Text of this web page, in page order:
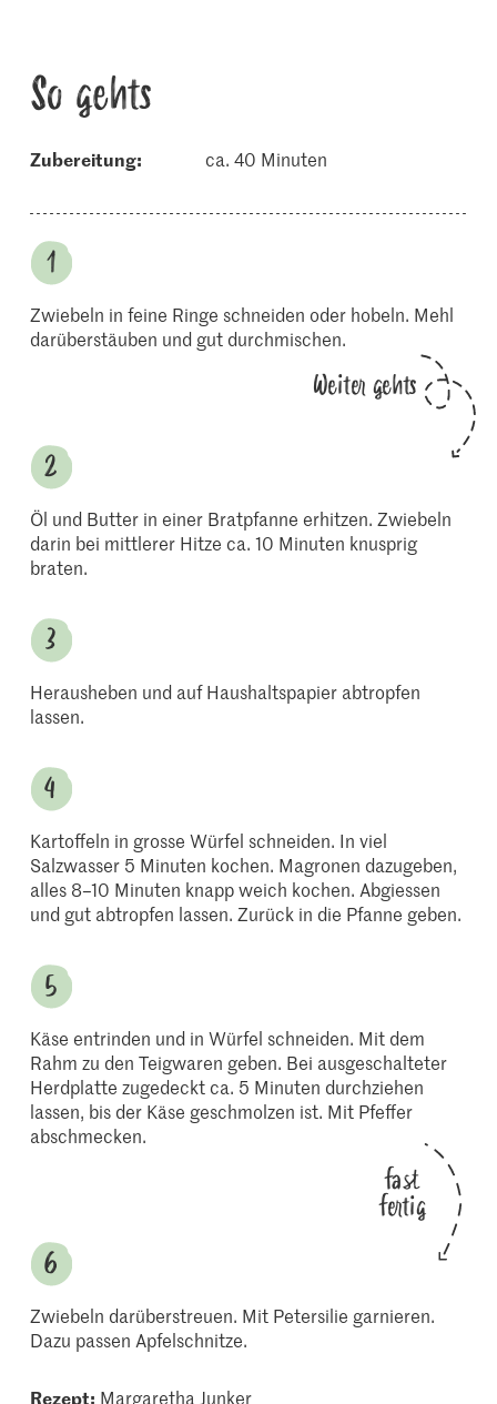
So gehts
Zubereitung: ca. 40 Minuten
Zwiebeln in feine Ringe schneiden oder hobeln. Mehl
darüberstäuben und gut durchmischen.
Weiter gehts
Öl und Butter in einer Bratpfanne erhitzen. Zwiebeln
darin bei mittlerer Hitze ca. 10 Minuten knusprig
braten.
Herausheben und auf Haushaltspapier abtropfen
lassen.
Kartoffeln in grosse Würfel schneiden. In viel
Salzwasser 5 Minuten kochen. Magronen dazugeben,
alles 8–10 Minuten knapp weich kochen. Abgiessen
und gut abtropfen lassen. Zurück in die Pfanne geben.
Käse entrinden und in Würfel schneiden. Mit dem
Rahm zu den Teigwaren geben. Bei ausgeschalteter
Herdplatte zugedeckt ca. 5 Minuten durchziehen
lassen, bis der Käse geschmolzen ist. Mit Pfeffer
abschmecken.
fast
fertig
Zwiebeln darüberstreuen. Mit Petersilie garnieren.
Dazu passen Apfelschnitze.
Rezept: Margaretha Junker